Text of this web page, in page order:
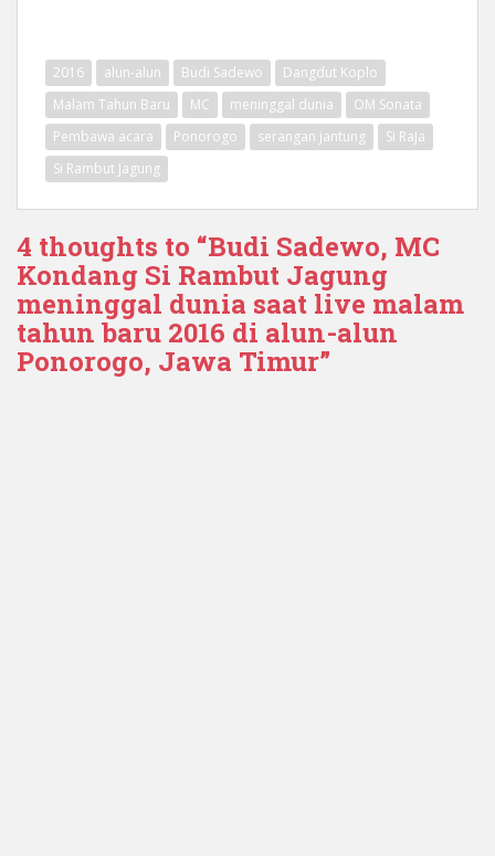
2016 alun-alun Budi Sadewo
Dangdut Koplo
Malam Tahun Baru
MC meninggal dunia
OM Sonata
Pembawa acara
Ponorogo serangan jantung
Si RaJa
Si Rambut Jagung
4 thoughts to “Budi Sadewo, MC
Kondang Si Rambut Jagung
meninggal dunia saat live malam
tahun baru 2016 di alun-alun
Ponorogo, Jawa Timur”